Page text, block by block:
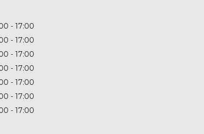
17:00
17:00
17:00
17:00
17:00
17:00
17:00